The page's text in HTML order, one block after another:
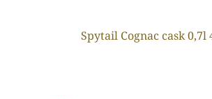
Spytail Cognac cask 0,7l